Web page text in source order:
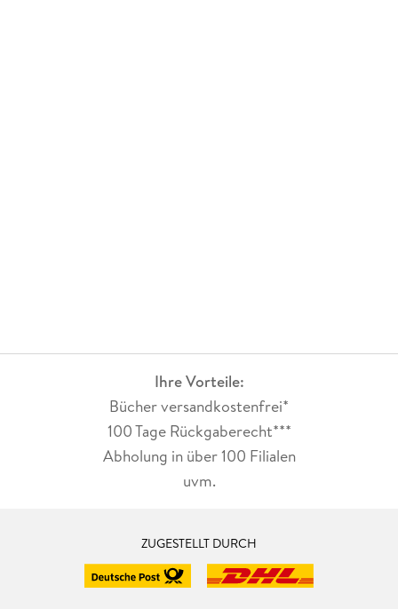
Ihre Vorteile:
Bücher versandkostenfrei*
100 Tage Rückgaberecht***
Abholung in über 100 Filialen
uvm.
ZUGESTELLT DURCH